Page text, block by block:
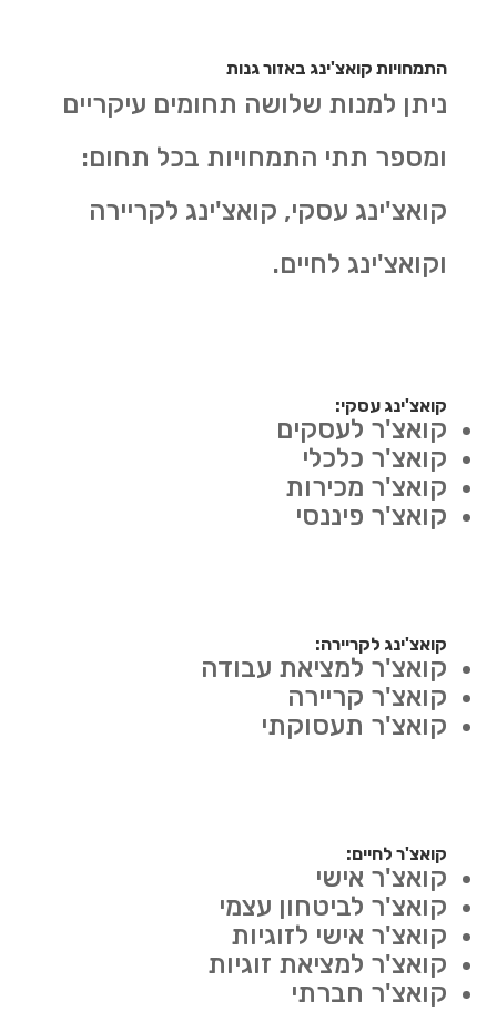
התמחויות קואצ'ינג באזור גנות
ניתן למנות שלושה תחומים עיקריים
ומספר תתי התמחויות בכל תחום:
קואצ'ינג עסקי, קואצ'ינג לקריירה
וקואצ'ינג לחיים.
קואצ'ינג עסקי:
קואצ'ר לעסקים
קואצ'ר כלכלי
קואצ'ר מכירות
קואצ'ר פיננסי
קואצ'ינג לקריירה:
קואצ'ר למציאת עבודה
קואצ'ר קריירה
קואצ'ר תעסוקתי
קואצ'ר לחיים:
קואצ'ר אישי
קואצ'ר לביטחון עצמי
קואצ'ר אישי לזוגיות
קואצ'ר למציאת זוגיות
קואצ'ר חברתי